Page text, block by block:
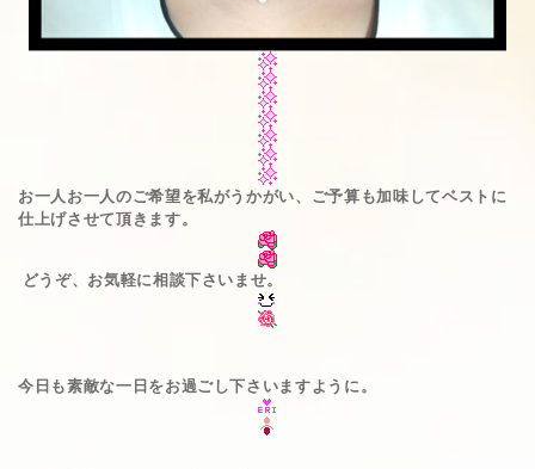
お一人お一人のご希望を私がうかがい、ご予算も加味してベストに
仕上げさせて頂きます。
どうぞ、お気軽に相談下さいませ。
今日も素敵な一日をお過ごし下さいますように。